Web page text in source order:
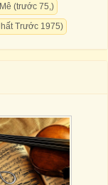
(trước 75,)
Trước 1975)